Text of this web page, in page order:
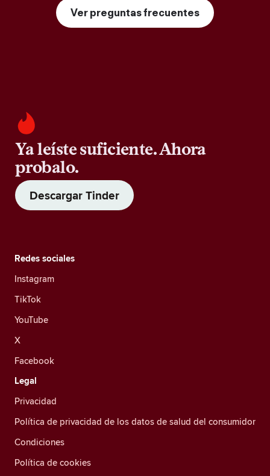
Ver preguntas frecuentes
Ya leíste suficiente. Ahora
probalo.
Descargar Tinder
Redes sociales
Instagram
TikTok
YouTube
X
Facebook
Legal
Privacidad
Política de privacidad de los datos de salud del consumidor
Condiciones
Política de cookies